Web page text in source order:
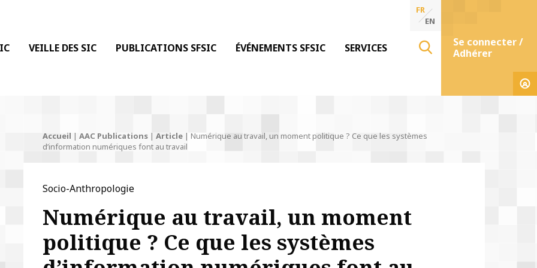
LA COMMUNICATION
VEILLE DES SIC PUBLICATIONS SFSIC ÉVÉNEMENTS SFSIC SERVICES
FR
EN
Se connecter /
Adhérer
Accueil | AAC Publications| Article| Numérique au travail, un moment politique ? Ce que les systèmes
d’information numériques font au travail
Socio-Anthropologie
Numérique au travail, un moment
politique ? Ce que les systèmes